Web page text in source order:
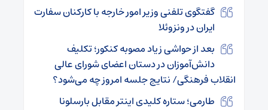
گفتگوی تلفنی وزیر امور خارجه با کارکنان سفارت
ایران در ونزوئلا
بعد از حواشی زیاد مصوبه کنکور؛ تکلیف
دانش‌آموزان در دستان اعضای شورای عالی
انقلاب فرهنگی/ نتایج جلسه امروز چه می‌شود؟
طارمی؛ ستاره کلیدی اینتر مقابل بارسلونا